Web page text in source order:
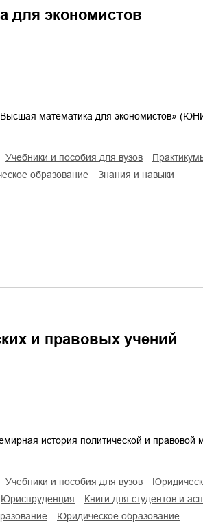
для экономистов
математика для экономистов»
учебники и пособия для вузов
образование знания и навыки
и правовых учений
история политической и правовой
учебники и пособия для вузов
юриспруденция
книги для студентов и
юридическое образование